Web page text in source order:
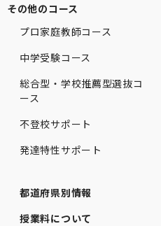
その他のコース
プロ家庭教師コース
中学受験コース
総合型・学校推薦型選抜コ
ース
不登校サポート
発達特性サポート
都道府県別情報
授業料について